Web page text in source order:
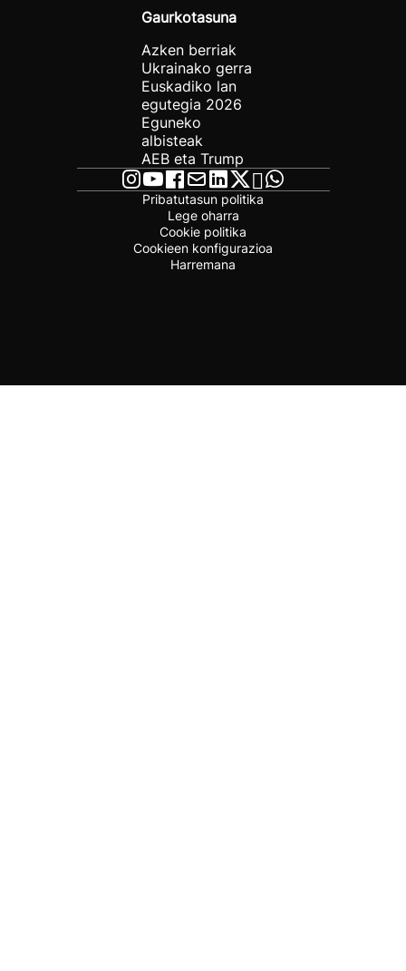
Gaurkotasuna
Azken berriak
Ukrainako gerra
Euskadiko lan
egutegia 2026
Eguneko
albisteak
AEB eta Trump
Pribatutasun politika
Lege oharra
Cookie politika
Cookieen konfigurazioa
Harremana